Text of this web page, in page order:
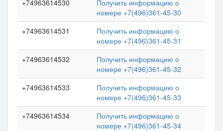
+74963614530
Получить информацию о
номере +7(496)361-45-30
+74963614531
Получить информацию о
номере +7(496)361-45-31
+74963614532
Получить информацию о
номере +7(496)361-45-32
+74963614533
Получить информацию о
номере +7(496)361-45-33
+74963614534
Получить информацию о
номере +7(496)361-45-34